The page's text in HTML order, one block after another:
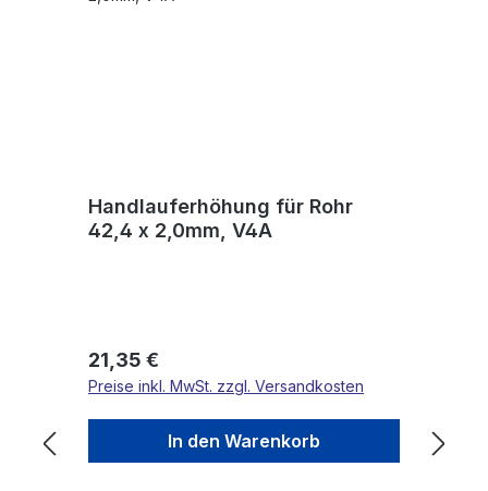
Handlauferhöhung für Rohr
42,4 x 2,0mm, V4A
Regulärer Preis:
21,35 €
Preise inkl. MwSt. zzgl. Versandkosten
In den Warenkorb